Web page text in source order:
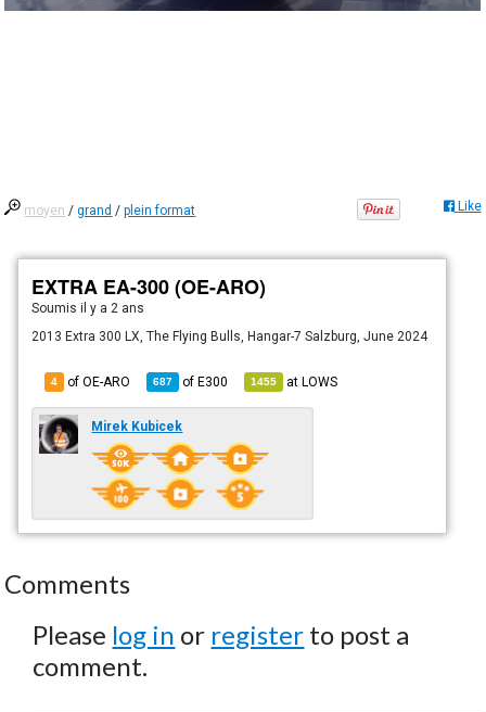
moyen /grand /plein format Like
EXTRA EA-300 (OE-ARO)
Soumisil y a 2 ans
2013 Extra 300 LX, The Flying Bulls, Hangar-7 Salzburg, June 2024
4 of OE-ARO 687 ofE300 1455 atLOWS
Mirek Kubicek
Comments
Please log in or register to post a
comment.